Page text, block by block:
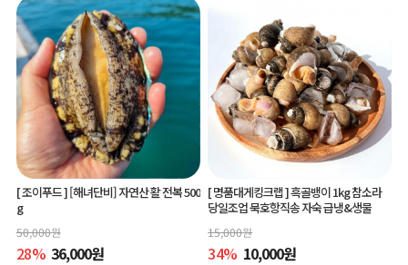
[ 조이푸드 ][해녀단비] 자연산 활 전복 500
g
50,000원
28% 36,000원
[ 명품대게킹크랩 ]흑골뱅이 1kg 참소라
당일조업 묵호항직송 자숙 급냉&생물
15,000원
34% 10,000원